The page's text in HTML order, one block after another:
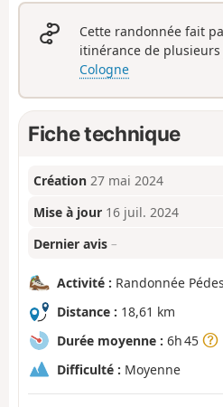
Cette randonnée fait
itinérance de plusieurs
Cologne
Fiche technique
Création 27 mai 2024
Mise à jour 16 juil. 2024
Dernier avis –
Activité : Randonnée
Distance : 18,61 km
Durée moyenne : 6h 45
Difficulté : Moyenne